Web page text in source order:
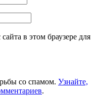
в этом браузере для
со спамом. Узнайте,
.